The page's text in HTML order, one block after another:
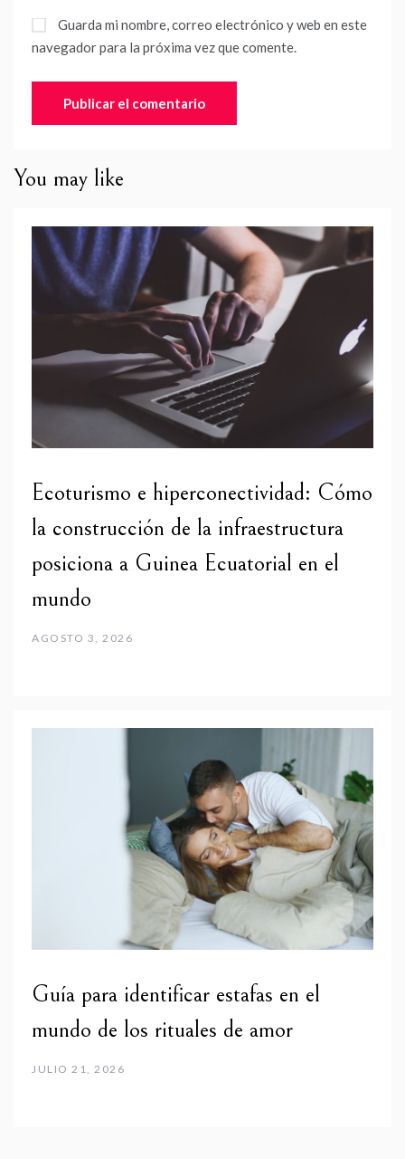
Guarda mi nombre, correo electrónico y web en este
navegador para la próxima vez que comente.
You may like
Ecoturismo e hiperconectividad: Cómo
la construcción de la infraestructura
posiciona a Guinea Ecuatorial en el
mundo
AGOSTO 3, 2026
Guía para identificar estafas en el
mundo de los rituales de amor
JULIO 21, 2026